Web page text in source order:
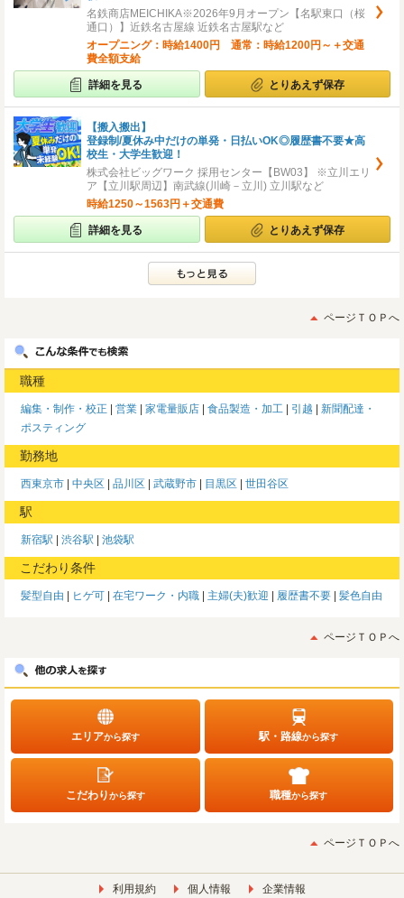
名鉄商店MEICHIKA※2026年9月オープン【名駅東口（桜
通口）】近鉄名古屋線 近鉄名古屋駅など
オープニング：時給1400円 通常：時給1200円～＋交通
費全額支給
詳細を見る とりあえず保存
【搬入搬出】
登録制/夏休み中だけの単発・日払いOK◎履歴書不要★高
校生・大学生歓迎！
株式会社ビッグワーク 採用センター【BW03】 ※立川エリ
ア【立川駅周辺】南武線(川崎－立川) 立川駅など
時給1250～1563円＋交通費
詳細を見る とりあえず保存
ページＴＯＰへ
職種
編集・制作・校正 営業 家電量販店 食品製造・加工 引越
新聞配達・
ポスティング
勤務地
西東京市 中央区 品川区 武蔵野市 目黒区 世田谷区
駅
新宿駅 渋谷駅 池袋駅
こだわり条件
髪型自由 ヒゲ可 在宅ワーク・内職 主婦(夫)歓迎 履歴書不要 髪色自由
ページＴＯＰへ
エリアから探す 駅・路線から探す
こだわりから探す 職種から探す
ページＴＯＰへ
利用規約 個人情報 企業情報